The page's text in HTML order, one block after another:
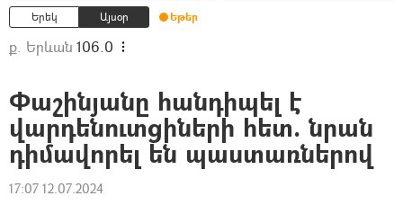
Երեկ Այսօր Եթեր
ք. Երևան 106.0
Փաշինյանը հանդիպել է
վարդենուտցիների հետ. նրան
դիմավորել են պաստառներով
17:07 12.07.2024